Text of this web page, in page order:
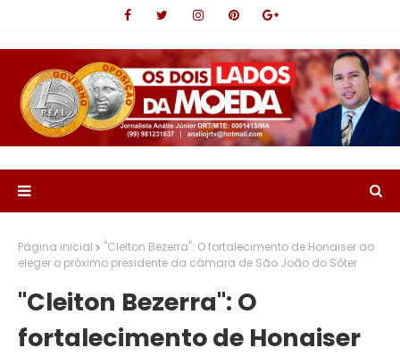
Página inicial
"Cleiton Bezerra": O fortalecimento de Honaiser ao
eleger o próximo presidente da câmara de São João do Sóter
"Cleiton Bezerra": O
fortalecimento de Honaiser